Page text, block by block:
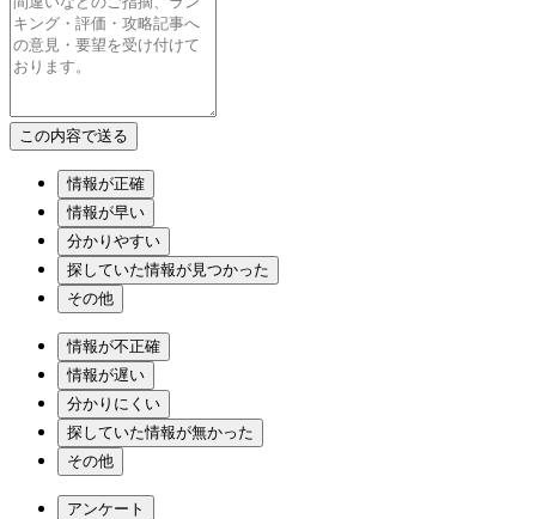
情報が正確
情報が早い
分かりやすい
探していた情報が見つかった
その他
情報が不正確
情報が遅い
分かりにくい
探していた情報が無かった
その他
アンケート